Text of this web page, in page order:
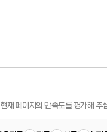
현재 페이지의 만족도를 평가해 주